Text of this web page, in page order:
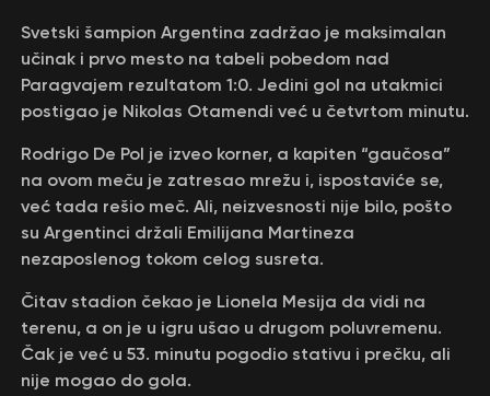
Svetski šampion Argentina zadržao je maksimalan
učinak i prvo mesto na tabeli pobedom nad
Paragvajem rezultatom 1:0. Jedini gol na utakmici
postigao je Nikolas Otamendi već u četvrtom minutu.
Rodrigo De Pol je izveo korner, a kapiten “gaučosa”
na ovom meču je zatresao mrežu i, ispostaviće se,
već tada rešio meč. Ali, neizvesnosti nije bilo, pošto
su Argentinci držali Emilijana Martineza
nezaposlenog tokom celog susreta.
Čitav stadion čekao je Lionela Mesija da vidi na
terenu, a on je u igru ušao u drugom poluvremenu.
Čak je već u 53. minutu pogodio stativu i prečku, ali
nije mogao do gola.